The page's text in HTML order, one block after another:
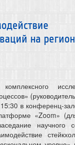
на
в конференц-
«Zoom»
научного